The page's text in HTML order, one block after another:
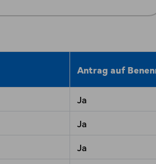
Antrag auf
Ja
Ja
Ja